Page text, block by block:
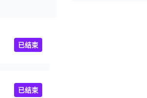
已结束
已结束